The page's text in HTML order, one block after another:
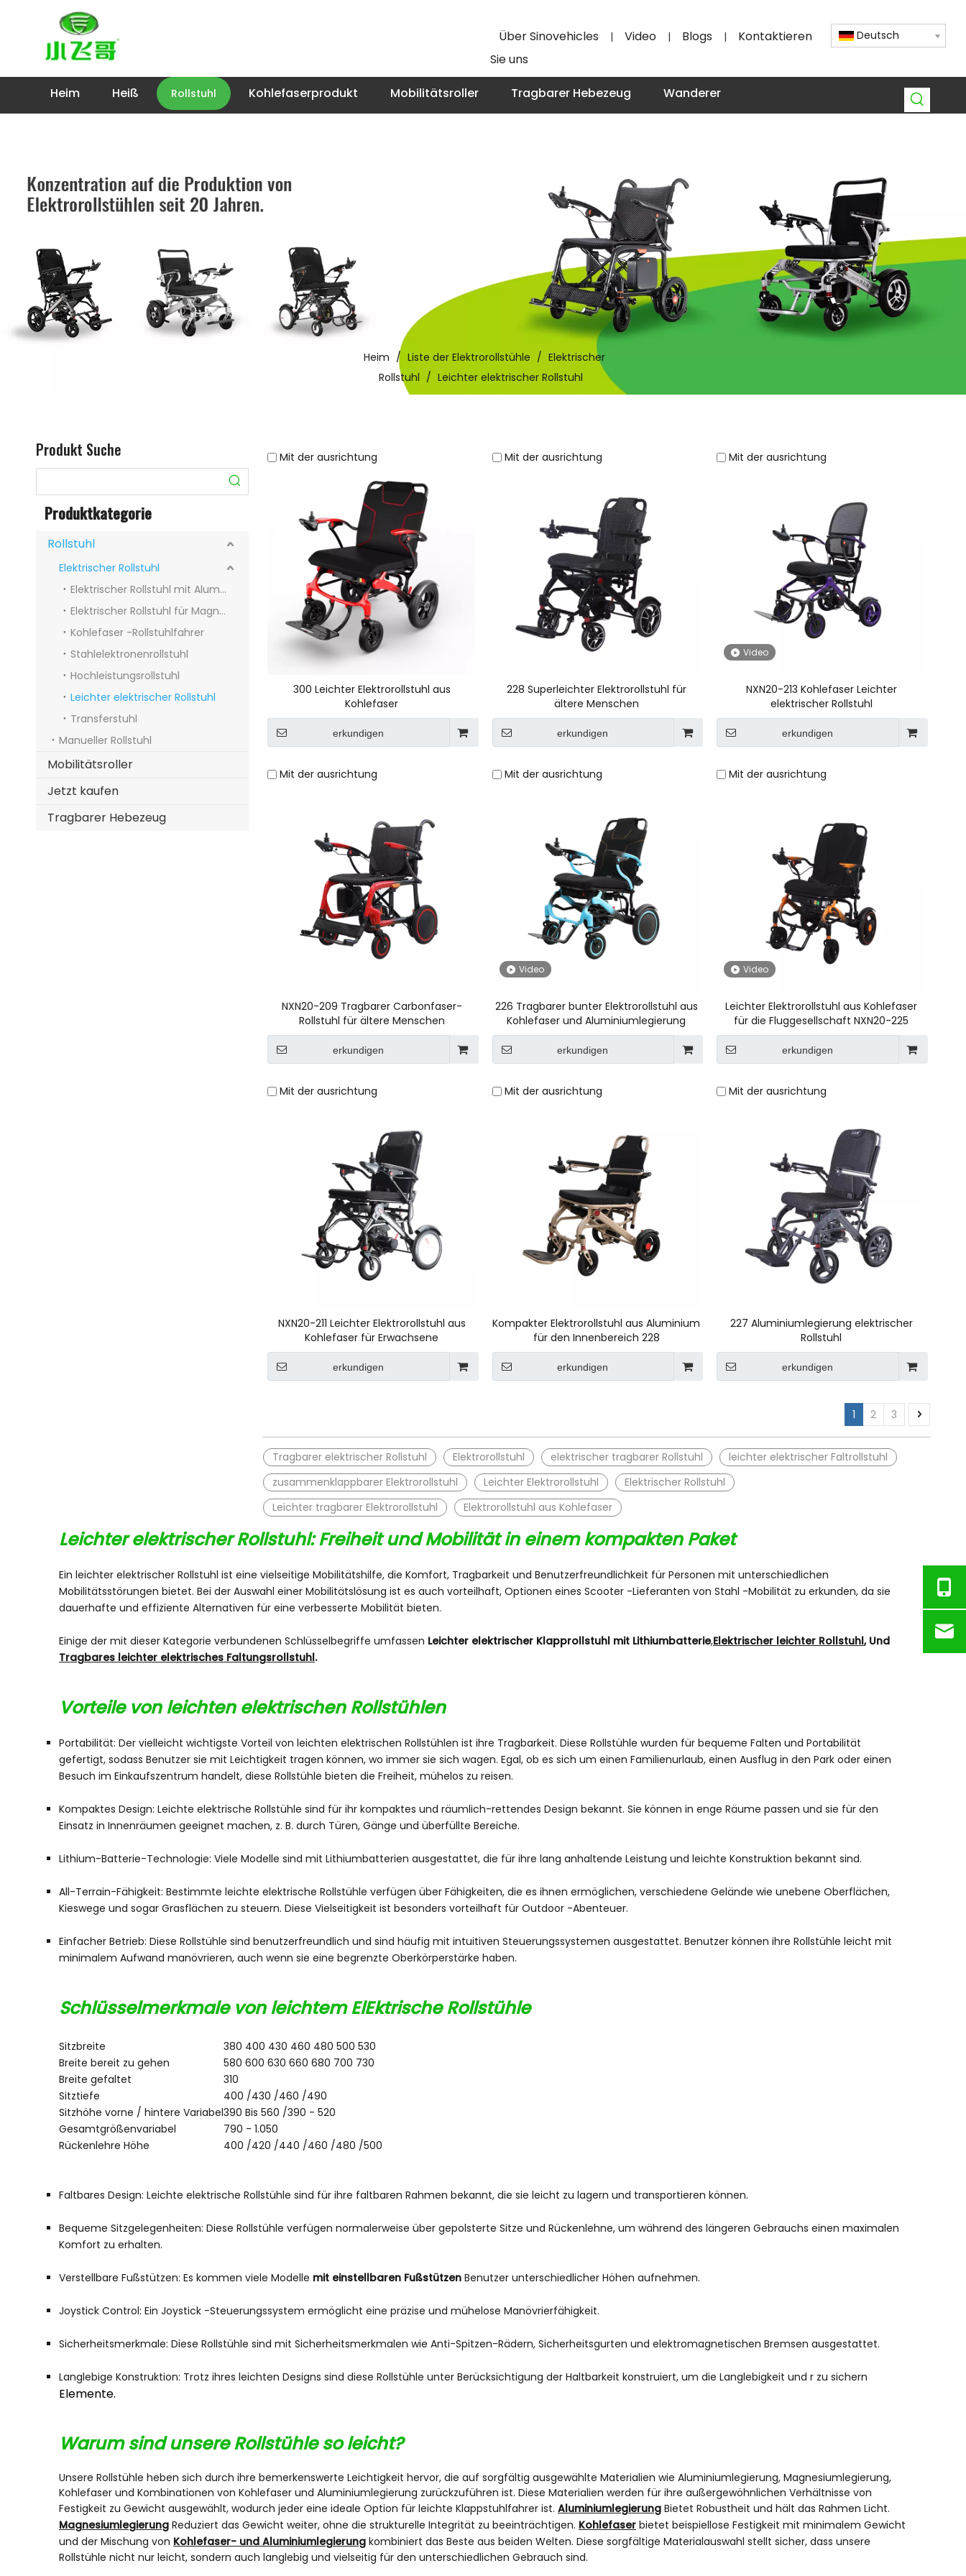
Über Sinovehicles | Video | Blogs |
Kontaktieren
Sie uns
Deutsch
Heim Heiß Rollstuhl Kohlefaserprodukt Mobilitätsroller Tragbarer Hebezeug Wanderer
Heim / Liste der Elektrorollstühle / Elektrischer
Rollstuhl / Leichter elektrischer Rollstuhl
Produkt Suche
Produktkategorie
Rollstuhl
Elektrischer Rollstuhl
Elektrischer Rollstuhl mit Aluminiumlegierung
Elektrischer Rollstuhl für Magnesiumlegierung
Kohlefaser -Rollstuhlfahrer
Stahlelektronenrollstuhl
Hochleistungsrollstuhl
Leichter elektrischer Rollstuhl
Transferstuhl
Manueller Rollstuhl
Mobilitätsroller
Jetzt kaufen
Tragbarer Hebezeug
Mit der ausrichtung
300 Leichter Elektrorollstuhl aus
Kohlefaser
erkundigen
Mit der ausrichtung
228 Superleichter Elektrorollstuhl für
ältere Menschen
erkundigen
Mit der ausrichtung
Video
NXN20-213 Kohlefaser Leichter
elektrischer Rollstuhl
erkundigen
Mit der ausrichtung
NXN20-209 Tragbarer Carbonfaser-
Rollstuhl für ältere Menschen
erkundigen
Mit der ausrichtung
Video
226 Tragbarer bunter Elektrorollstuhl aus
Kohlefaser und Aluminiumlegierung
erkundigen
Mit der ausrichtung
Video
Leichter Elektrorollstuhl aus Kohlefaser
für die Fluggesellschaft NXN20-225
erkundigen
Mit der ausrichtung
NXN20-211 Leichter Elektrorollstuhl aus
Kohlefaser für Erwachsene
erkundigen
Mit der ausrichtung
Kompakter Elektrorollstuhl aus Aluminium
für den Innenbereich 228
erkundigen
Mit der ausrichtung
227 Aluminiumlegierung elektrischer
Rollstuhl
erkundigen
1 2 3
Tragbarer elektrischer Rollstuhl Elektrorollstuhl elektrischer tragbarer Rollstuhl
leichter elektrischer Faltrollstuhl
zusammenklappbarer Elektrorollstuhl
Leichter Elektrorollstuhl
Elektrischer Rollstuhl
Leichter tragbarer Elektrorollstuhl
Elektrorollstuhl aus Kohlefaser
Leichter elektrischer Rollstuhl: Freiheit und Mobilität in einem kompakten Paket
Ein leichter elektrischer Rollstuhl ist eine vielseitige Mobilitätshilfe, die Komfort, Tragbarkeit und Benutzerfreundlichkeit für Personen mit unterschiedlichen
Mobilitätsstörungen bietet. Bei der Auswahl einer Mobilitätslösung ist es auch vorteilhaft, Optionen eines Scooter -Lieferanten von Stahl -Mobilität zu erkunden, da sie
dauerhafte und effiziente Alternativen für eine verbesserte Mobilität bieten.
Einige der mit dieser Kategorie verbundenen Schlüsselbegriffe umfassen Leichter elektrischer Klapprollstuhl mit Lithiumbatterie,Elektrischer leichter Rollstuhl, Und
Tragbares leichter elektrisches Faltungsrollstuhl.
Vorteile von leichten elektrischen Rollstühlen
Portabilität: Der vielleicht wichtigste Vorteil von leichten elektrischen Rollstühlen ist ihre Tragbarkeit. Diese Rollstühle wurden für bequeme Falten und Portabilität
gefertigt, sodass Benutzer sie mit Leichtigkeit tragen können, wo immer sie sich wagen. Egal, ob es sich um einen Familienurlaub, einen Ausflug in den Park oder einen
Besuch im Einkaufszentrum handelt, diese Rollstühle bieten die Freiheit, mühelos zu reisen.
Kompaktes Design: Leichte elektrische Rollstühle sind für ihr kompaktes und räumlich-rettendes Design bekannt. Sie können in enge Räume passen und sie für den
Einsatz in Innenräumen geeignet machen, z. B. durch Türen, Gänge und überfüllte Bereiche.
Lithium-Batterie-Technologie: Viele Modelle sind mit Lithiumbatterien ausgestattet, die für ihre lang anhaltende Leistung und leichte Konstruktion bekannt sind.
All-Terrain-Fähigkeit: Bestimmte leichte elektrische Rollstühle verfügen über Fähigkeiten, die es ihnen ermöglichen, verschiedene Gelände wie unebene Oberflächen,
Kieswege und sogar Grasflächen zu steuern. Diese Vielseitigkeit ist besonders vorteilhaft für Outdoor -Abenteuer.
Einfacher Betrieb: Diese Rollstühle sind benutzerfreundlich und sind häufig mit intuitiven Steuerungssystemen ausgestattet. Benutzer können ihre Rollstühle leicht mit
minimalem Aufwand manövrieren, auch wenn sie eine begrenzte Oberkörperstärke haben.
Schlüsselmerkmale von leichtem ElEktrische Rollstühle
Sitzbreite
380 400 430 460 480 500 530
Breite bereit zu gehen
580 600 630 660 680 700 730
Breite gefaltet
310
Sitztiefe
400 /430 /460 /490
Sitzhöhe vorne / hintere Variabel390 Bis 560 /390 - 520
Gesamtgrößenvariabel
790 - 1.050
Rückenlehre Höhe
400 /420 /440 /460 /480 /500
Faltbares Design: Leichte elektrische Rollstühle sind für ihre faltbaren Rahmen bekannt, die sie leicht zu lagern und transportieren können.
Bequeme Sitzgelegenheiten: Diese Rollstühle verfügen normalerweise über gepolsterte Sitze und Rückenlehne, um während des längeren Gebrauchs einen maximalen
Komfort zu erhalten.
Verstellbare Fußstützen: Es kommen viele Modelle mit einstellbaren Fußstützen Benutzer unterschiedlicher Höhen aufnehmen.
Joystick Control: Ein Joystick -Steuerungssystem ermöglicht eine präzise und mühelose Manövrierfähigkeit.
Sicherheitsmerkmale: Diese Rollstühle sind mit Sicherheitsmerkmalen wie Anti-Spitzen-Rädern, Sicherheitsgurten und elektromagnetischen Bremsen ausgestattet.
Langlebige Konstruktion: Trotz ihres leichten Designs sind diese Rollstühle unter Berücksichtigung der Haltbarkeit konstruiert, um die Langlebigkeit und r zu sichern
Elemente.
Warum sind unsere Rollstühle so leicht?
Unsere Rollstühle heben sich durch ihre bemerkenswerte Leichtigkeit hervor, die auf sorgfältig ausgewählte Materialien wie Aluminiumlegierung, Magnesiumlegierung,
Kohlefaser und Kombinationen von Kohlefaser und Aluminiumlegierung zurückzuführen ist. Diese Materialien werden für ihre außergewöhnlichen Verhältnisse von
Festigkeit zu Gewicht ausgewählt, wodurch jeder eine ideale Option für leichte Klappstuhlfahrer ist. Aluminiumlegierung Bietet Robustheit und hält das Rahmen Licht.
Magnesiumlegierung Reduziert das Gewicht weiter, ohne die strukturelle Integrität zu beeinträchtigen. Kohlefaser bietet beispiellose Festigkeit mit minimalem Gewicht
und der Mischung von Kohlefaser- und Aluminiumlegierung kombiniert das Beste aus beiden Welten. Diese sorgfältige Materialauswahl stellt sicher, dass unsere
Rollstühle nicht nur leicht, sondern auch langlebig und vielseitig für den unterschiedlichen Gebrauch sind.